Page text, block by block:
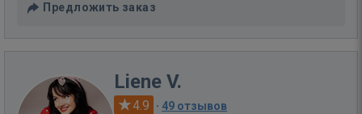
Предложить заказ
Liene V.
4.9 · 49 отзывов